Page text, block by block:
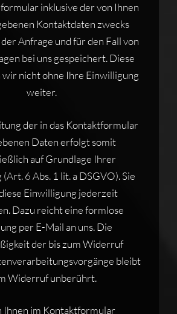
inklusive der von Ihnen
Kontaktdaten zwecks
Anfrage und für den Fall von
bei uns gespeichert. Diese
wir nicht ohne Ihre Einwilligung
weiter.
der in das Kontaktformular
Daten erfolgt somit
auf Grundlage Ihrer
6 Abs. 1 lit. a DSGVO). Sie
Einwilligung jederzeit
Dazu reicht eine formlose
per E-Mail an uns. Die
der bis zum Widerruf
bleibt
Widerruf unberührt.
Ihnen im Kontaktformular